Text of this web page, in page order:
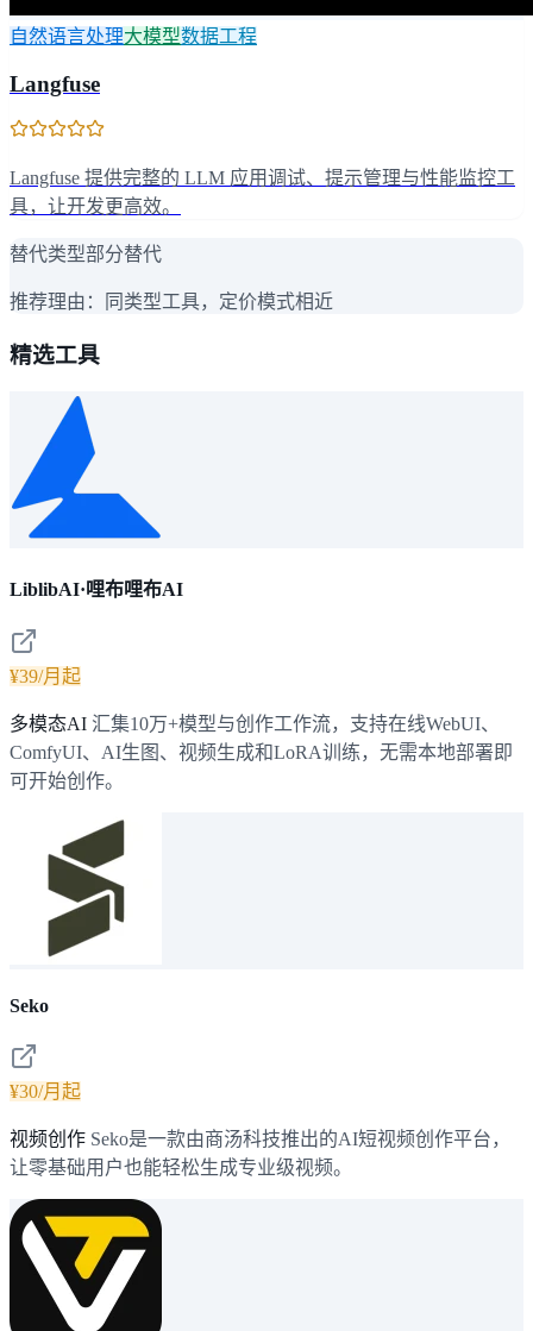
自然语言处理大模型数据工程
Langfuse
Langfuse 提供完整的 LLM 应用调试、提示管理与性能监控工
具，让开发更高效。
替代类型部分替代
推荐理由： 同类型工具，定价模式相近
精选工具
LiblibAI·哩布哩布AI
¥39/月起
多模态AI 汇集10万+模型与创作工作流，支持在线WebUI、
ComfyUI、AI生图、视频生成和LoRA训练，无需本地部署即
可开始创作。
Seko
¥30/月起
视频创作 Seko是一款由商汤科技推出的AI短视频创作平台，
让零基础用户也能轻松生成专业级视频。